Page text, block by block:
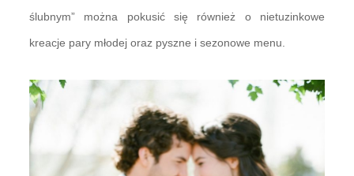
ślubnym” można pokusić się również o nietuzinkowe
kreacje pary młodej oraz pyszne i sezonowe menu.